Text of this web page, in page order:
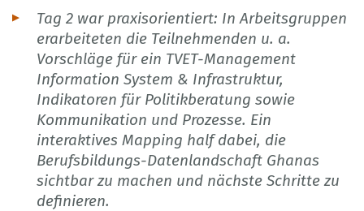
Tag 2 war praxisorientiert: In Arbeitsgruppen
erarbeiteten die Teilnehmenden u. a.
Vorschläge für ein TVET-Management
Information System & Infrastruktur,
Indikatoren für Politikberatung sowie
Kommunikation und Prozesse. Ein
interaktives Mapping half dabei, die
Berufsbildungs-Datenlandschaft Ghanas
sichtbar zu machen und nächste Schritte zu
definieren.